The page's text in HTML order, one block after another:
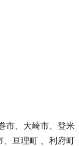
市、大崎市、登米
、亘理町 、利府町